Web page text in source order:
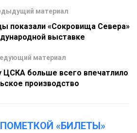
материал
показали «Сокровища Севера»
выставке
материал
ЦСКА больше всего впечатлило
производство
«БИЛЕТЫ»